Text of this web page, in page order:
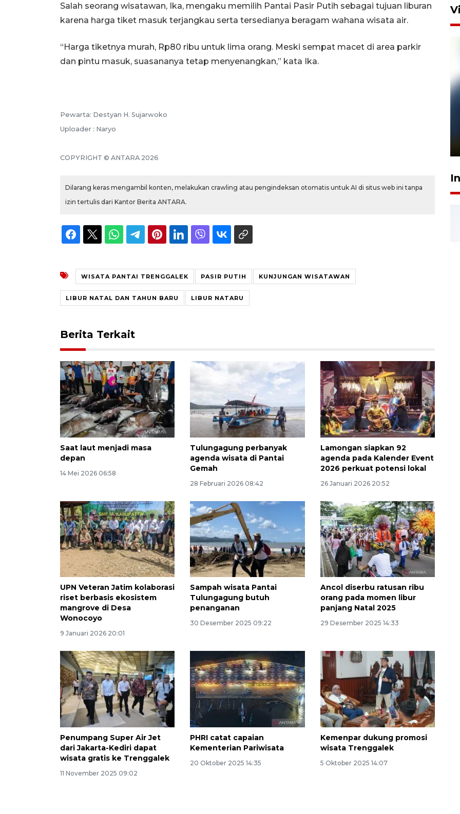
Salah seorang wisatawan, Ika, mengaku memilih Pantai Pasir Putih sebagai tujuan liburan
karena harga tiket masuk terjangkau serta tersedianya beragam wahana wisata air.
“Harga tiketnya murah, Rp80 ribu untuk lima orang. Meski sempat macet di area parkir
dan pintu masuk, suasananya tetap menyenangkan,” kata Ika.
Pewarta: Destyan H. Sujarwoko
Uploader : Naryo
COPYRIGHT © ANTARA 2026
Dilarang keras mengambil konten, melakukan crawling atau pengindeksan otomatis untuk AI di situs web ini tanpa
izin tertulis dari Kantor Berita ANTARA.
WISATA PANTAI TRENGGALEK PASIR PUTIH KUNJUNGAN WISATAWAN
LIBUR NATAL DAN TAHUN BARU LIBUR NATARU
Berita Terkait
Saat laut menjadi masa
depan
14 Mei 2026 06:58
Tulungagung perbanyak
agenda wisata di Pantai
Gemah
28 Februari 2026 08:42
Lamongan siapkan 92
agenda pada Kalender Event
2026 perkuat potensi lokal
26 Januari 2026 20:52
UPN Veteran Jatim kolaborasi
riset berbasis ekosistem
mangrove di Desa
Wonocoyo
9 Januari 2026 20:01
Sampah wisata Pantai
Tulungagung butuh
penanganan
30 Desember 2025 09:22
Ancol diserbu ratusan ribu
orang pada momen libur
panjang Natal 2025
29 Desember 2025 14:33
Penumpang Super Air Jet
dari Jakarta-Kediri dapat
wisata gratis ke Trenggalek
11 November 2025 09:02
PHRI catat capaian
Kementerian Pariwisata
20 Oktober 2025 14:35
Kemenpar dukung promosi
wisata Trenggalek
5 Oktober 2025 14:07
jaringan gas 2026
2026-08-07 18:00:00